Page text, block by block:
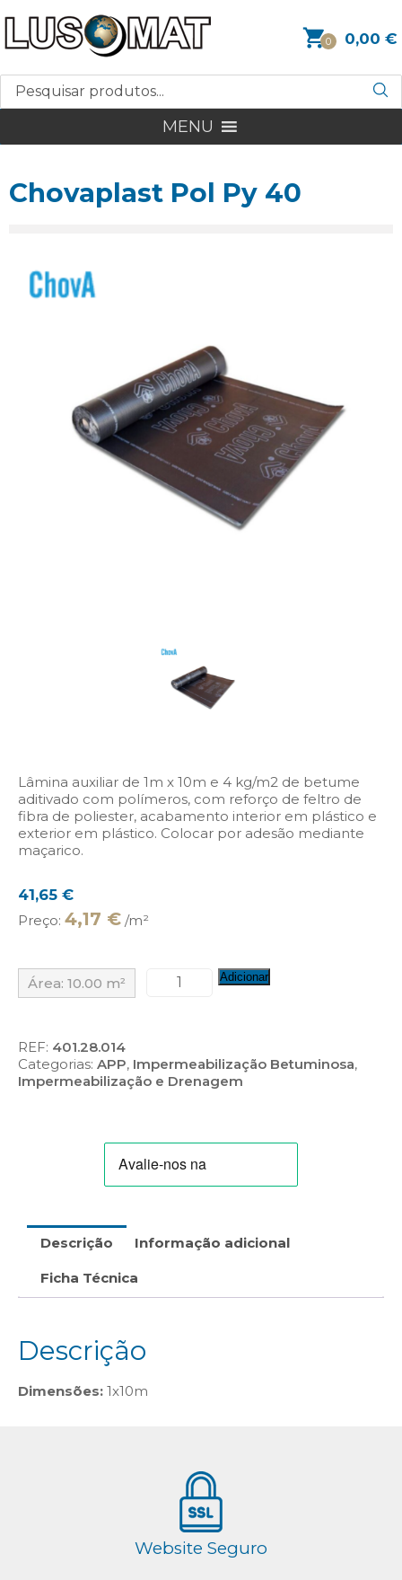
0 0,00 €
MENU
Chovaplast Pol Py 40
Lâmina auxiliar de 1m x 10m e 4 kg/m2 de betume
aditivado com polímeros, com reforço de feltro de
fibra de poliester, acabamento interior em plástico e
exterior em plástico. Colocar por adesão mediante
maçarico.
41,65 €
Preço: 4,17 € /m²
Área: 10.00 m²
Quantidade
40
Adicionar
REF: 401.28.014
Categorias: APP, Impermeabilização Betuminosa,
Impermeabilização e Drenagem
Descrição Informação adicional
Ficha Técnica
Descrição
Dimensões: 1x10m
Website Seguro